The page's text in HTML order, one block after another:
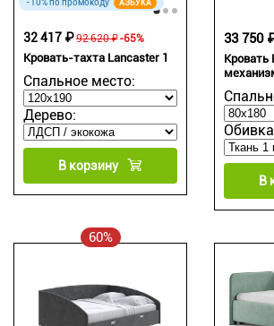
АЗБУКА
Кровать-тахта Lancaster 1
Спальное место:
Дерево:
92 620 ₽
32 417 ₽ -65%
В корзину
33 750
В
60%